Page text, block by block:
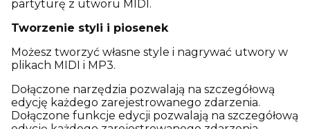
partyturę z utworu MIDI.
Tworzenie styli i piosenek
Możesz tworzyć własne style i nagrywać utwory w
plikach MIDI i MP3.
Dołączone narzędzia pozwalają na szczegółową
edycję każdego zarejestrowanego zdarzenia.
Dołączone funkcje edycji pozwalają na szczegółową